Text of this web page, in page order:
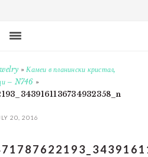
»Камеи в планински кристал,
– N746 »
20, 2016